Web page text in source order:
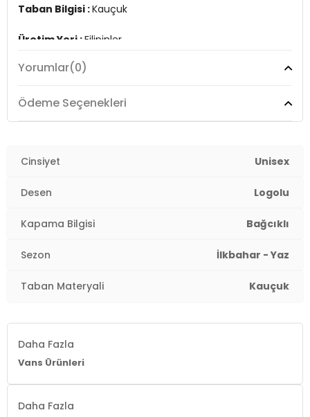
Taban Bilgisi :Kauçuk
Üretim Yeri :Filipinler
Yorumlar(0)
Ödeme Seçenekleri
Cinsiyet Unisex
Desen Logolu
Kapama Bilgisi Bağcıklı
Sezon İlkbahar - Yaz
Taban Materyali Kauçuk
Daha Fazla
Vans Ürünleri
Daha Fazla